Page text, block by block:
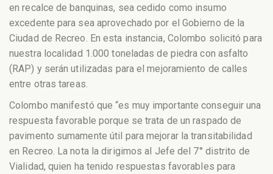
en recalce de banquinas, sea cedido como insumo
excedente para sea aprovechado por el Gobierno de la
Ciudad de Recreo. En esta instancia, Colombo solicitó para
nuestra localidad 1.000 toneladas de piedra con asfalto
(RAP) y serán utilizadas para el mejoramiento de calles
entre otras tareas.
Colombo manifestó que “es muy importante conseguir una
respuesta favorable porque se trata de un raspado de
pavimento sumamente útil para mejorar la transitabilidad
en Recreo. La nota la dirigimos al Jefe del 7° distrito de
Vialidad, quien ha tenido respuestas favorables para